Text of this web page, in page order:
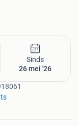
Sinds
26 mei '26